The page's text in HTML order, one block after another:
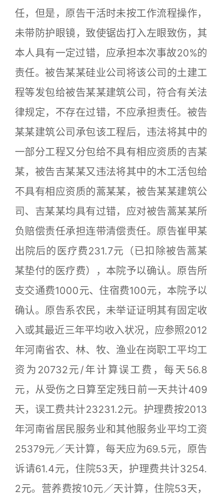
任，但是，原告干活时未按工作流程操作，
未带防护眼镜，致使锯齿打入左眼致伤，其
本人具有一定过错，应承担本次事故20%的
责任。被告某某硅业公司将该公司的土建工
程等发包给被告某某建筑公司，符合有关法
律规定，不存在过错，不应承担责任。被告
某某建筑公司承包该工程后，违法将其中的
一部分工程又分包给不具有相应资质的吉某
某，被告吉某某又违法将其中的木工活包给
不具有相应资质的蒿某某，被告某某建筑公
司、吉某某均具有过错，应对被告蒿某某所
负赔偿责任承担连带清偿责任。原告崔甲某
出院后的医疗费231.7元（已扣除被告蒿某
某垫付的医疗费），本院予以确认。原告所
支交通费1000元、住宿费100元，本院予以
确认。原告系农民，未举证证明其有固定收
入或其最近三年平均收入状况，应参照2012
年河南省农、林、牧、渔业在岗职工平均工
资为20732元/年计算误工费，每天56.8
元，从受伤之日算至定残日前一天共计409
天，误工费共计23231.2元。护理费按2013
年河南省居民服务业和其他服务业平均工资
25379元／天计算，每天应为69.5元，原告
诉请61.4元，住院53天，护理费共计3254.
2元。营养费按10元／天计算，住院53天，